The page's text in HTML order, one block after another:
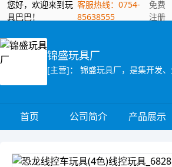
您好，欢迎来到玩
具巴巴！
客服热线：0754-
85638555
免费
注册
锦盛玩具厂
首页 公司简介 产品展示